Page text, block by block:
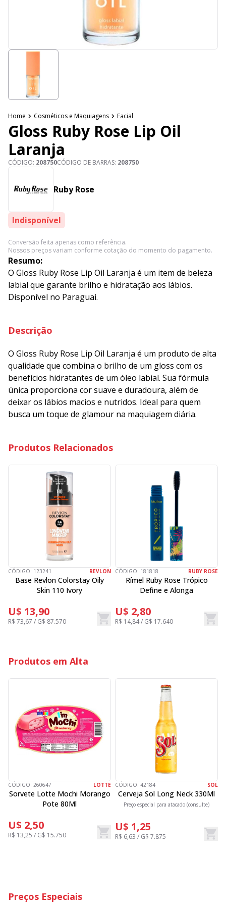
Home Cosméticos e Maquiagens Facial
Gloss Ruby Rose Lip Oil
Laranja
CÓDIGO: 208750CÓDIGO DE BARRAS: 208750
Ruby Rose
Indisponível
Conversão feita apenas como referência.
Nossos preços variam conforme cotação do momento do pagamento.
Resumo:
O Gloss Ruby Rose Lip Oil Laranja é um item de beleza
labial que garante brilho e hidratação aos lábios.
Disponível no Paraguai.
Descrição
O Gloss Ruby Rose Lip Oil Laranja é um produto de alta
qualidade que combina o brilho de um gloss com os
benefícios hidratantes de um óleo labial. Sua fórmula
única proporciona cor suave e duradoura, além de
deixar os lábios macios e nutridos. Ideal para quem
busca um toque de glamour na maquiagem diária.
Produtos Relacionados
CÓDIGO: 123241 REVLON
Base Revlon Colorstay Oily
Skin 110 Ivory
U$ 13,90
R$ 73,67 / G$ 87.570
CÓDIGO: 181818 RUBY ROSE
Rímel Ruby Rose Trópico
Define e Alonga
U$ 2,80
R$ 14,84 / G$ 17.640
Produtos em Alta
CÓDIGO: 260647 LOTTE
Sorvete Lotte Mochi Morango
Pote 80Ml
U$ 2,50
R$ 13,25 / G$ 15.750
CÓDIGO: 42184 SOL
Cerveja Sol Long Neck 330Ml
Preço especial para atacado (consulte)
U$ 1,25
R$ 6,63 / G$ 7.875
Preços Especiais